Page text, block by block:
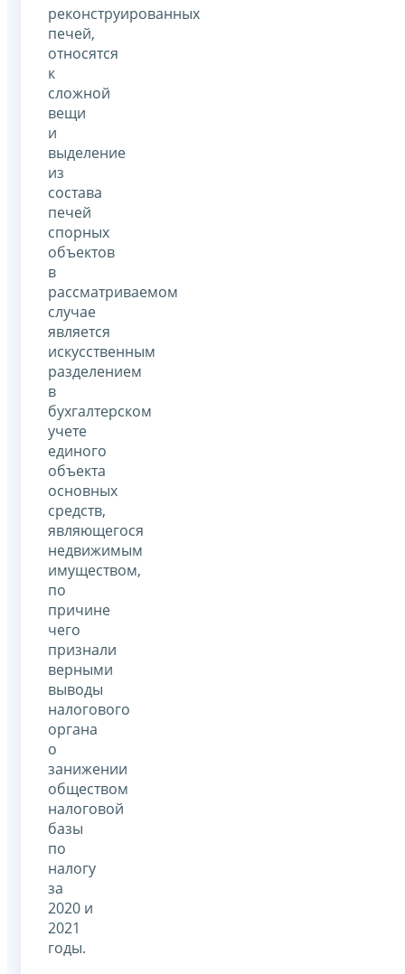
реконструированных
печей,
относятся
к
сложной
вещи
и
выделение
из
состава
печей
спорных
объектов
в
рассматриваемом
случае
является
искусственным
разделением
в
бухгалтерском
учете
единого
объекта
основных
средств,
являющегося
недвижимым
имуществом,
по
причине
чего
признали
верными
выводы
налогового
органа
о
занижении
обществом
налоговой
базы
по
налогу
за
2020 и
2021
годы.